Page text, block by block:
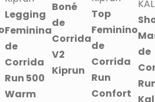
Legging
Feminina
de
Corrida
Run 500
Warm
Boné
de
Corrida
V2
Kiprun
Top
Feminino
de
Corrida
Run
Confort
de